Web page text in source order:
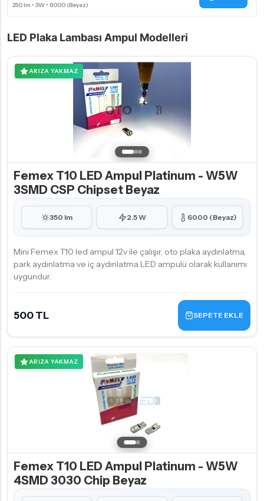
LED Plaka Lambası Ampul Modelleri
ARIZA YAKMAZ
Femex T10 LED Ampul Platinum - W5W
3SMD CSP Chipset Beyaz
350 lm 2.5 W 6000 (Beyaz)
Mini Femex T10 led ampul 12v ile çalışır, oto plaka aydınlatma,
park aydınlatma ve iç aydınlatma LED ampulü olarak kullanımı
uygundur.
500 TL SEPETE EKLE
ARIZA YAKMAZ
Femex T10 LED Ampul Platinum - W5W
4SMD 3030 Chip Beyaz